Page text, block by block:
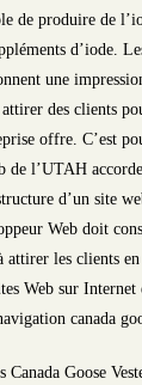
de produire de
d’iode.
une
des clients
offre. C’est
de l’UTAH
d’un site
Web doit
attirer les clients
Web sur
canada
Canada Goose